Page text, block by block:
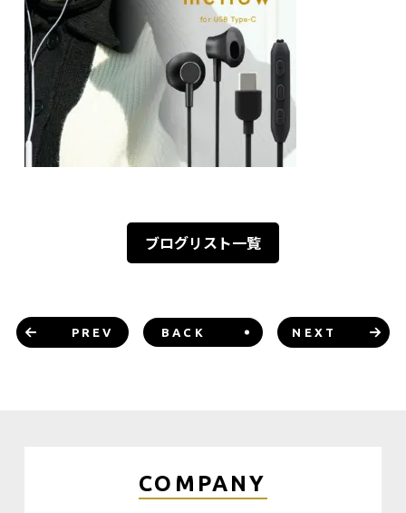
ブログリスト一覧
PREV NEXT
BACK
COMPANY